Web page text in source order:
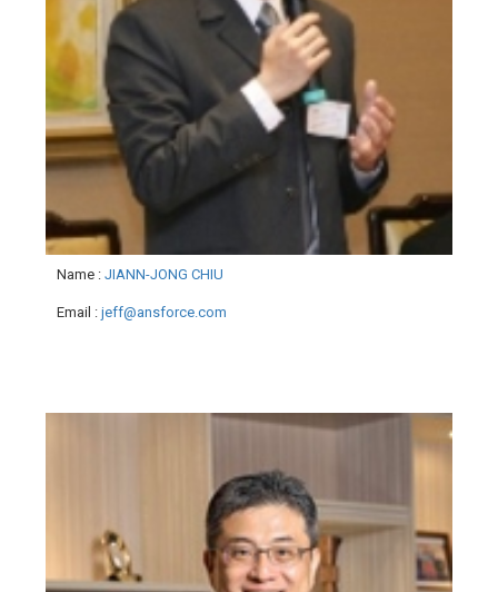
Name : JIANN-JONG CHIU
Email : jeff@ansforce.com